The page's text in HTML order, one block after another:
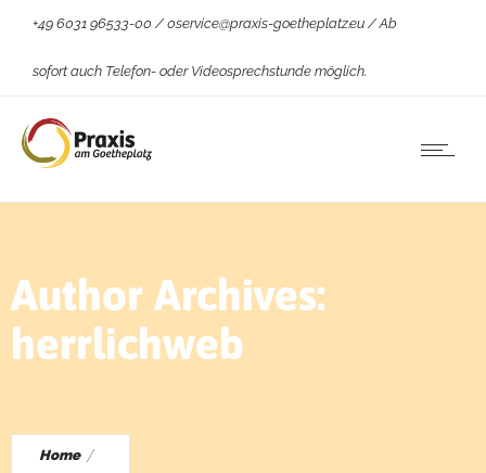
+49 6031 96533-00 / 0service@praxis-goetheplatz.eu / Ab
sofort auch Telefon- oder Videosprechstunde möglich.
Author Archives:
herrlichweb
Home